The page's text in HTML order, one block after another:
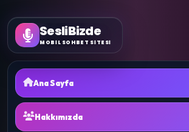
SesliBizde
MOBİL SOHBET SİTESİ
Ana Sayfa
Hakkımızda